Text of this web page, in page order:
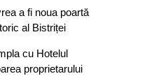
a fi noua poartă
al Bistriței
cu Hotelul
proprietarului